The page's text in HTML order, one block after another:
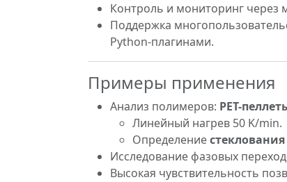
Контроль и мониторинг через
Поддержка
Python-плагинами.
Примеры применения
Анализ полимеров: PET-
Линейный нагрев 50 K/min.
Определениестеклования
Исследование фазовых
Высокая чувствительность